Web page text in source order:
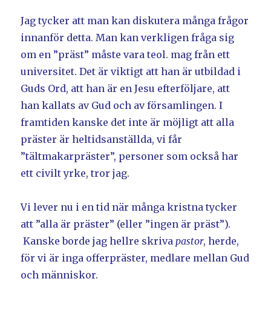
Jag tycker att man kan diskutera många frågor
innanför detta. Man kan verkligen fråga sig
om en ”präst” måste vara teol. mag från ett
universitet. Det är viktigt att han är utbildad i
Guds Ord, att han är en Jesu efterföljare, att
han kallats av Gud och av församlingen. I
framtiden kanske det inte är möjligt att alla
präster är heltidsanställda, vi får
”tältmakarpräster”, personer som också har
ett civilt yrke, tror jag.
Vi lever nu i en tid när många kristna tycker
att ”alla är präster” (eller ”ingen är präst”).
Kanske borde jag hellre skrivapastor, herde,
för vi är inga offerpräster, medlare mellan Gud
och människor.